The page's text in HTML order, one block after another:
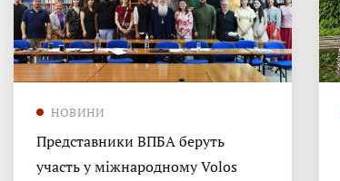
НОВИНИ
Представники ВПБА беруть
участь у міжнародному Volos